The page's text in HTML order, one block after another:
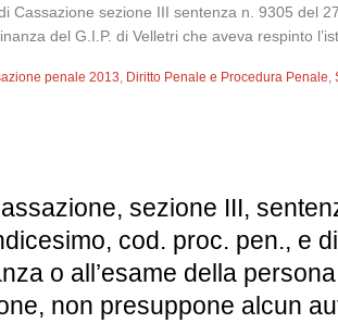
Cassazione sezione III sentenza n. 9305 del
del G.I.P. di Velletri che aveva respinto
penale 2013, Diritto Penale e Procedura Penale,
sezione III,
cod. proc. pen., e
o all’esame della
non presuppone alcun